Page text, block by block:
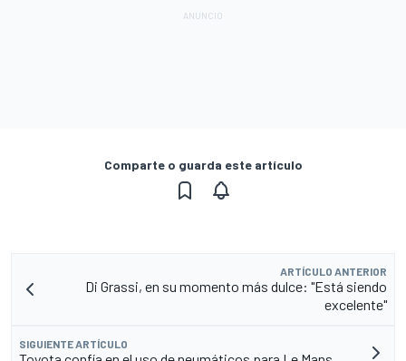
Comparte o guarda este artículo
ARTÍCULO ANTERIOR
Di Grassi, en su momento más dulce: "Está siendo
excelente"
SIGUIENTE ARTÍCULO